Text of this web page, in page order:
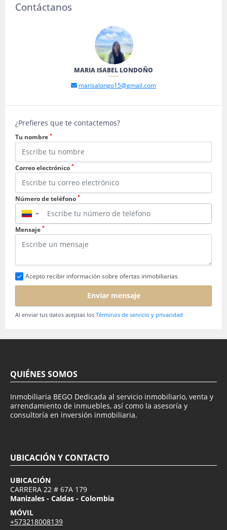
Contáctanos
MARIA ISABEL LONDOÑO
marisalongo15@gmail.com
¿Prefieres que te contactemos?
Tu nombre *
Correo electrónico *
Número de teléfono *
▼
Mensaje *
Acepto recibir información sobre ofertas inmobiliarias
Enviar mensaje
Al enviar tus datos aceptas los Términos de servicio y privacidad
QUIÉNES SOMOS
Inmobiliaria BEGO Dedicada al servicio inmobiliario, venta y
arrendamiento de inmuebles, así como la asesoría y
consultoría en inversión inmobiliaria.
UBICACIÓN Y CONTACTO
UBICACIÓN
CARRERA 22 # 67A 179
Manizales - Caldas - Colombia
MÓVIL
+573218008139